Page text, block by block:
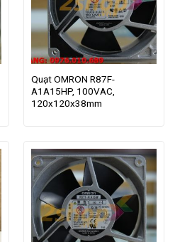
Quạt OMRON R87F-
A1A15HP, 100VAC,
120x120x38mm